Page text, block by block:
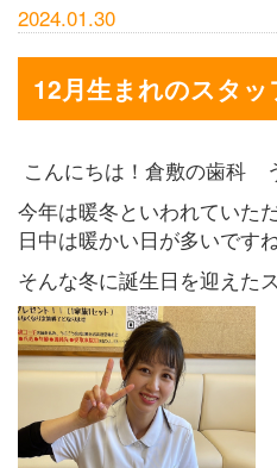
2024.01.30
12月生まれのスタ
こんにちは！倉敷の歯科
今年は暖冬といわれていた
日中は暖かい日が多いです
そんな冬に誕生日を迎えた